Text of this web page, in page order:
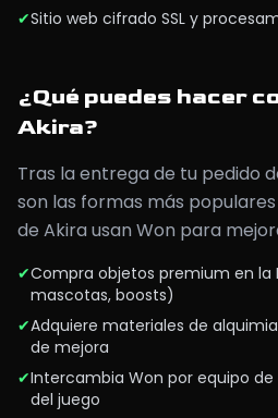
✔Sitio web cifrado SSL y
¿Qué puedes hacer
Akira?
Tras la entrega de tu pedido
son las formas más
de Akira usan Won para
✔Compra objetos premium en la
mascotas, boosts)
✔Adquiere materiales de
de mejora
✔Intercambia Won por equipo
del juego